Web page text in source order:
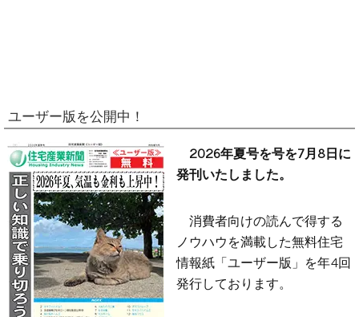
ユーザー版を公開中！
2026年夏号を号を7月8日に
発刊いたしました。
消費者向けの読んで得する
ノウハウを満載した無料住宅
情報紙「ユーザー版」を年4回
発行しております。